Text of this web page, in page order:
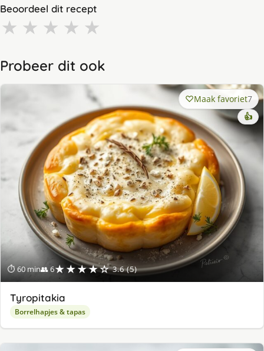
Beoordeel dit recept
★ ★ ★ ★ ★
Probeer dit ook
⏱ 60 min👥 6★★★★☆ 3.6 (5)
Maak favoriet7
👍
Tyropitakia
Borrelhapjes & tapas